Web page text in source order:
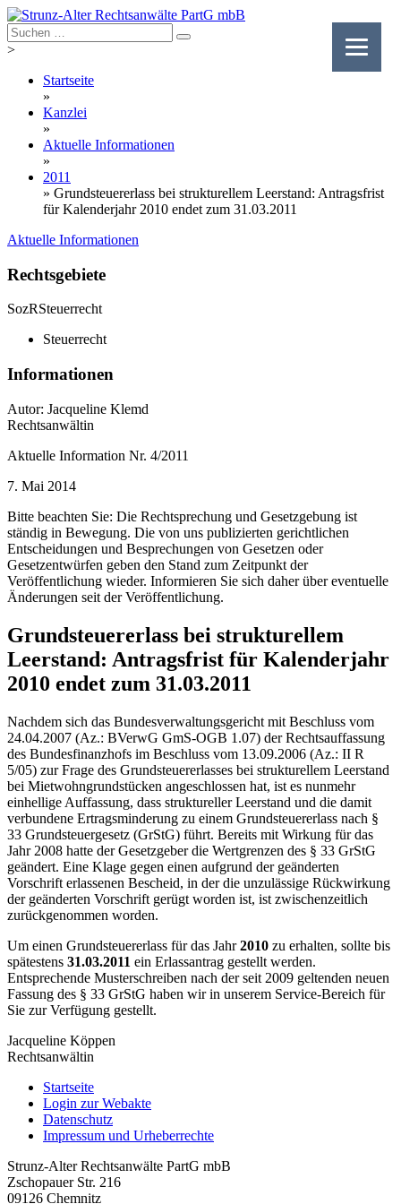
Skip
to
content
>
Startseite
»
Kanzlei
»
Aktuelle Informationen
»
2011
» Grundsteuererlass bei strukturellem Leerstand: Antragsfrist
für Kalenderjahr 2010 endet zum 31.03.2011
Aktuelle Informationen
Rechtsgebiete
SozRSteuerrecht
Steuerrecht
Informationen
Autor: Jacqueline Klemd
Rechtsanwältin
Aktuelle Information Nr. 4/2011
7. Mai 2014
Bitte beachten Sie: Die Rechtsprechung und Gesetzgebung ist
ständig in Bewegung. Die von uns publizierten gerichtlichen
Entscheidungen und Besprechungen von Gesetzen oder
Gesetzentwürfen geben den Stand zum Zeitpunkt der
Veröffentlichung wieder. Informieren Sie sich daher über eventuelle
Änderungen seit der Veröffentlichung.
Grundsteuererlass bei strukturellem
Leerstand: Antragsfrist für Kalenderjahr
2010 endet zum 31.03.2011
Nachdem sich das Bundesverwaltungsgericht mit Beschluss vom
24.04.2007 (Az.: BVerwG GmS-OGB 1.07) der Rechtsauffassung
des Bundesfinanzhofs im Beschluss vom 13.09.2006 (Az.: II R
5/05) zur Frage des Grundsteuererlasses bei strukturellem Leerstand
bei Mietwohngrundstücken angeschlossen hat, ist es nunmehr
einhellige Auffassung, dass struktureller Leerstand und die damit
verbundene Ertragsminderung zu einem Grundsteuererlass nach §
33 Grundsteuergesetz (GrStG) führt. Bereits mit Wirkung für das
Jahr 2008 hatte der Gesetzgeber die Wertgrenzen des § 33 GrStG
geändert. Eine Klage gegen einen aufgrund der geänderten
Vorschrift erlassenen Bescheid, in der die unzulässige Rückwirkung
der geänderten Vorschrift gerügt worden ist, ist zwischenzeitlich
zurückgenommen worden.
Um einen Grundsteuererlass für das Jahr2010 zu erhalten, sollte bis
spätestens 31.03.2011 ein Erlassantrag gestellt werden.
Entsprechende Musterschreiben nach der seit 2009 geltenden neuen
Fassung des § 33 GrStG haben wir in unserem Service-Bereich für
Sie zur Verfügung gestellt.
Jacqueline Köppen
Rechtsanwältin
Startseite
Login zur Webakte
Datenschutz
Impressum und Urheberrechte
Strunz-Alter Rechtsanwälte PartG mbB
Zschopauer Str. 216
09126 Chemnitz